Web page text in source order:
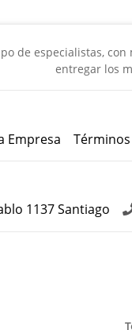
de especialistas,
entregar los
Empresa
1137 Santiago